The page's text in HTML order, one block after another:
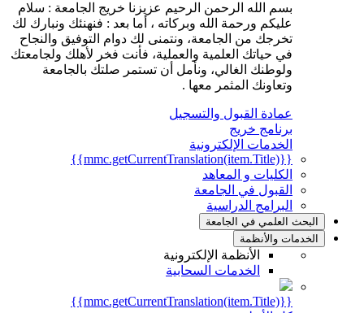
بسم الله الرحمن الرحيم عزيزنا خريج الجامعة : سلام
عليكم ورحمة الله وبركاته ، أما بعد : فنهنئك ونبارك لك
تخرجك من الجامعة، ونتمنى لك دوام التوفيق والنجاح
في حياتك العلمية والعملية، فأنت فخر لأهلك ولجامعتك
ولوطنك الغالي، ونأمل أن تستمر صلتك بالجامعة
وتعاونك المثمر معها .
عمادة القبول والتسجيل
برنامج خريج
الخدمات الإلكترونية
{{mmc.getCurrentTranslation(item.Title)}}
الكليات و المعاهد
القبول في الجامعة
البرامج الدراسية
البحث العلمي في الجامعة
الخدمات والأنظمة
الأنظمة الإلكترونية
الخدمات السحابية